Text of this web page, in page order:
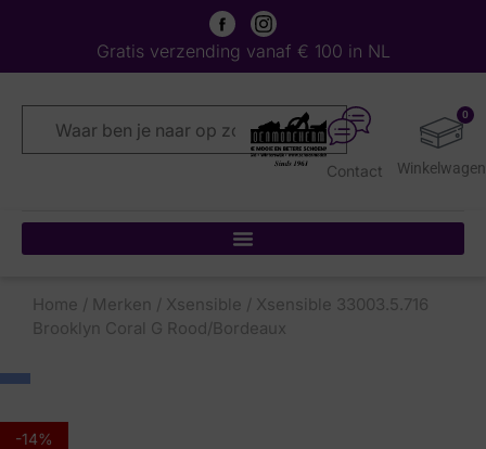
Gratis verzending vanaf € 100 in NL
0
Contact
Home / Merken / Xsensible / Xsensible 33003.5.716
Brooklyn Coral G Rood/Bordeaux
-14%